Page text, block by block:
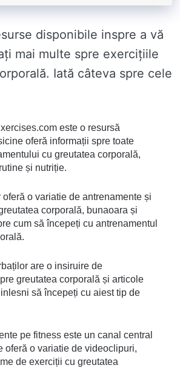
disponibile inspre a vă
mai multe spre exercițiile
Iată câteva spre cele
este o resursă
oferă informații spre toate
cu greutatea corporală,
și nutriție.
oferă o variatie de antrenamente și
corporală, bunaoara și
cum să începeți cu antrenamentul
are o insiruire de
greutatea corporală și articole
să începeți cu aiest tip de
pe fitness este un canal central
oferă o variatie de videoclipuri,
de exerciții cu greutatea